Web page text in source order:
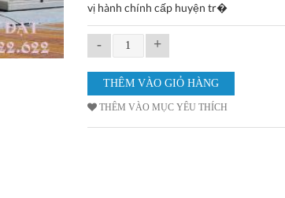
vị hành chính cấp huyện tr�
- +
THÊM VÀO MỤC YÊU THÍCH